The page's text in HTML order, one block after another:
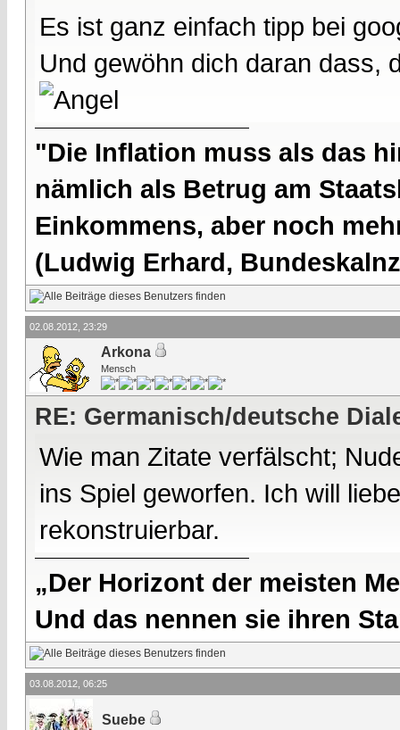
Es ist ganz einfach tipp bei
Und gewöhn dich daran dass,
"Die Inflation muss als das
nämlich als Betrug am
Einkommens, aber noch
(Ludwig Erhard,
02.08.2012, 23:29
Arkona
Mensch
RE: Germanisch/deutsche
Wie man Zitate verfälscht;
ins Spiel geworfen. Ich will
rekonstruierbar.
„Der Horizont der meisten
Und das nennen sie ihren
03.08.2012, 06:25
Suebe